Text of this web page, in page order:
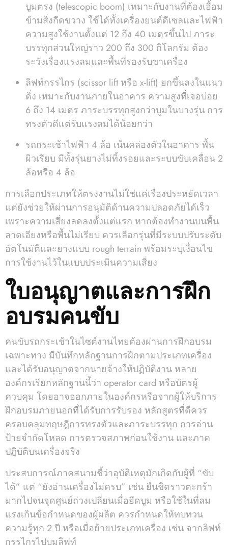
บูมตรง (telescopic boom) เหมาะกับงานที่ต้องเอื้อม
ข้ามสิ่งกีดขวาง ใช้ได้ทั้งเครื่องยนต์ดีเซลและไฟฟ้า
ความสูงใช้งานตั้งแต่ 12 ถึง 40 เมตรขึ้นไป ภาระ
บรรทุกส่วนใหญ่ราว 200 ถึง 300 กิโลกรัม ต้อง
ระวังเรื่องแรงลมและพื้นที่รองรับขาเครื่อง
ลิฟท์กรรไกร (scissor lift หรือ x-lift) ยกขึ้นลงในแนว
ดิ่ง เหมาะกับงานภายในอาคาร ความสูงที่เจอบ่อย
6 ถึง 14 เมตร ภาระบรรทุกสูงกว่าบูมในบางรุ่น การ
ทรงตัวดีแต่รับแรงลมได้น้อยกว่า
รถกระเช้าไฟฟ้า 4 ล้อ เน้นคล่องตัวในอาคาร พื้น
ผิวเรียบ มีทั้งรุ่นยางไม่ทิ้งรอยและระบบขับเคลื่อน 2
ล้อหรือ 4 ล้อ
การเลือกประเภทให้ตรงงานไม่ใช่แค่เรื่องประหยัดเวลา
แต่ยังช่วยให้ผ่านการอนุมัติด้านความปลอดภัยได้เร็ว
เพราะความเสี่ยงลดลงตั้งแต่แรก หากต้องทำงานบนพื้น
ลาดเอียงหรือพื้นไม่เรียบ ควรเลือกรุ่นที่มีระบบปรับระดับ
อัตโนมัติและยางแบบ rough terrain พร้อมระบุเงื่อนไข
การใช้งานไว้ในแบบประเมินความเสี่ยง
ใบอนุญาตและการฝึก
อบรมคนขับ
คนขับรถกระเช้าในไซต์งานไทยต้องผ่านการฝึกอบรม
เฉพาะทาง มีบันทึกหลักฐานการฝึกตามประเภทเครื่อง
และได้รับอนุญาตจากนายจ้างให้ปฏิบัติงาน หลาย
องค์กรเรียกหลักฐานนี้ว่า operator card หรือบัตรผู้
ควบคุม โดยอาจออกภายในองค์กรหรือจากผู้ให้บริการ
ฝึกอบรมภายนอกที่ได้รับการรับรอง หลักสูตรที่ดีควร
ครอบคลุมทฤษฎีการทรงตัวและภาระบรรทุก การอ่าน
ป้ายจำกัดโหลด การตรวจสภาพก่อนใช้งาน และภาค
ปฏิบัติบนเครื่องจริง
ประสบการณ์ภาคสนามชี้ว่าอุบัติเหตุมักเกิดกับผู้ที่ “ขับ
ได้” แต่ “ยังอ่านเครื่องไม่ครบ” เช่น ยืนชิดราวตะกร้า
มากไปจนจุดศูนย์ถ่วงเปลี่ยนเมื่อยืดบูม หรือใช้ในที่ลม
แรงเกินข้อกำหนดของผู้ผลิต ควรกำหนดให้ทบทวน
ความรู้ทุก 2 ปี หรือเมื่อย้ายประเภทเครื่อง เช่น จากลิฟท์
กรรไกรไปบูมลิฟท์